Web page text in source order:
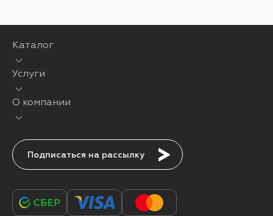
Каталог
Услуги
О компании
Подписаться